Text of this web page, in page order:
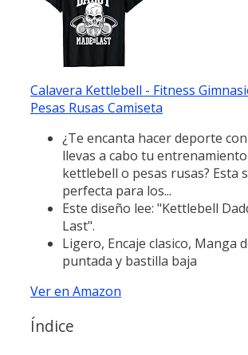
Calavera Kettlebell - Fitness
Pesas Rusas Camiseta
¿Te encanta hacer deporte
llevas a cabo tu
kettlebell o pesas rusas? Esta
perfecta para los...
Este diseño lee: "Kettlebell
Last".
Ligero, Encaje clasico, Manga
puntada y bastilla baja
Ver en Amazon
Índice